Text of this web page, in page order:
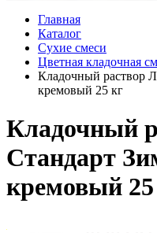
Главная
Каталог
Сухие смеси
Цветная кладочная
Кладочный раствор
кремовый 25 кг
Кладочный
Стандарт
кремовый 25